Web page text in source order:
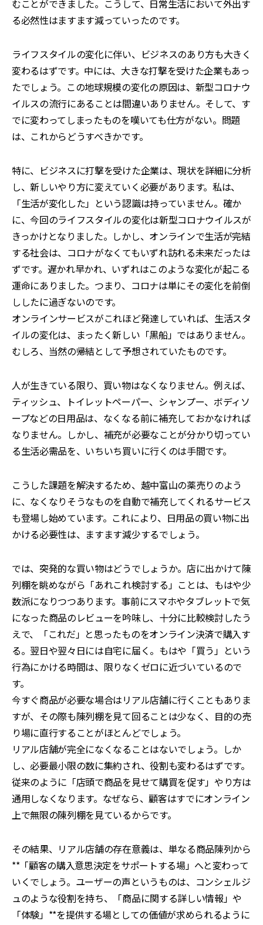
むことができました。こうして、日常生活において外出す
る必然性はますます減っていったのです。
ライフスタイルの変化に伴い、ビジネスのあり方も大きく
変わるはずです。中には、大きな打撃を受けた企業もあっ
たでしょう。この地球規模の変化の原因は、新型コロナウ
イルスの流行にあることは間違いありません。そして、す
でに変わってしまったものを嘆いても仕方がない。問題
は、これからどうすべきかです。
特に、ビジネスに打撃を受けた企業は、現状を詳細に分析
し、新しいやり方に変えていく必要があります。私は、
「生活が変化した」という認識は持っていません。確か
に、今回のライフスタイルの変化は新型コロナウイルスが
きっかけとなりました。しかし、オンラインで生活が完結
する社会は、コロナがなくてもいずれ訪れる未来だったは
ずです。遅かれ早かれ、いずれはこのような変化が起こる
運命にありました。つまり、コロナは単にその変化を前倒
ししたに過ぎないのです。
オンラインサービスがこれほど発達していれば、生活スタ
イルの変化は、まったく新しい「黒船」ではありません。
むしろ、当然の帰結として予想されていたものです。
人が生きている限り、買い物はなくなりません。例えば、
ティッシュ、トイレットペーパー、シャンプー、ボディソ
ープなどの日用品は、なくなる前に補充しておかなければ
なりません。しかし、補充が必要なことが分かり切ってい
る生活必需品を、いちいち買いに行くのは手間です。
こうした課題を解決するため、越中富山の薬売りのよう
に、なくなりそうなものを自動で補充してくれるサービス
も登場し始めています。これにより、日用品の買い物に出
かける必要性は、ますます減少するでしょう。
では、突発的な買い物はどうでしょうか。店に出かけて陳
列棚を眺めながら「あれこれ検討する」ことは、もはや少
数派になりつつあります。事前にスマホやタブレットで気
になった商品のレビューを吟味し、十分に比較検討したう
えで、「これだ」と思ったものをオンライン決済で購入す
る。翌日や翌々日には自宅に届く。もはや「買う」という
行為にかける時間は、限りなくゼロに近づいているので
す。
今すぐ商品が必要な場合はリアル店舗に行くこともありま
すが、その際も陳列棚を見て回ることは少なく、目的の売
り場に直行することがほとんどでしょう。
リアル店舗が完全になくなることはないでしょう。しか
し、必要最小限の数に集約され、役割も変わるはずです。
従来のように「店頭で商品を見せて購買を促す」やり方は
通用しなくなります。なぜなら、顧客はすでにオンライン
上で無限の陳列棚を見ているからです。
その結果、リアル店舗の存在意義は、単なる商品陳列から
**「顧客の購入意思決定をサポートする場」へと変わって
いくでしょう。ユーザーの声というものは、コンシェルジ
ュのような役割を持ち、「商品に関する詳しい情報」や
「体験」**を提供する場としての価値が求められるように